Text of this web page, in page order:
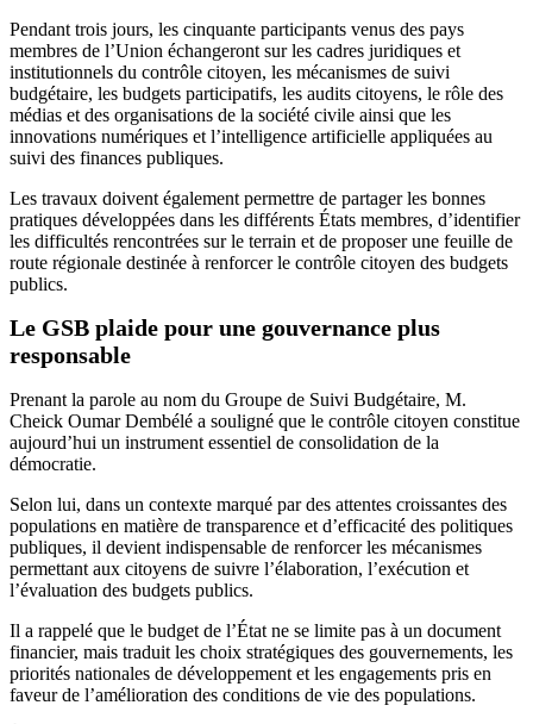
Pendant trois jours, les cinquante participants venus des pays
membres de l’Union échangeront sur les cadres juridiques et
institutionnels du contrôle citoyen, les mécanismes de suivi
budgétaire, les budgets participatifs, les audits citoyens, le rôle des
médias et des organisations de la société civile ainsi que les
innovations numériques et l’intelligence artificielle appliquées au
suivi des finances publiques.
Les travaux doivent également permettre de partager les bonnes
pratiques développées dans les différents États membres, d’identifier
les difficultés rencontrées sur le terrain et de proposer une feuille de
route régionale destinée à renforcer le contrôle citoyen des budgets
publics.
Le GSB plaide pour une gouvernance plus
responsable
Prenant la parole au nom du Groupe de Suivi Budgétaire, M.
Cheick Oumar Dembélé a souligné que le contrôle citoyen constitue
aujourd’hui un instrument essentiel de consolidation de la
démocratie.
Selon lui, dans un contexte marqué par des attentes croissantes des
populations en matière de transparence et d’efficacité des politiques
publiques, il devient indispensable de renforcer les mécanismes
permettant aux citoyens de suivre l’élaboration, l’exécution et
l’évaluation des budgets publics.
Il a rappelé que le budget de l’État ne se limite pas à un document
financier, mais traduit les choix stratégiques des gouvernements, les
priorités nationales de développement et les engagements pris en
faveur de l’amélioration des conditions de vie des populations.